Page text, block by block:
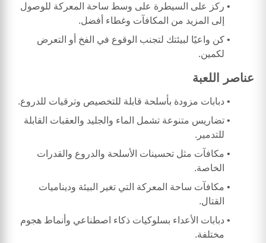
ركز على السيطرة على وسط ساحة المعركة للوصول
إلى المزيد من المكافآت وغطاء أفضل.
كن واعيًا لبيئتك لتجنب الوقوع في الفخ أو التعرض
لكمين.
عناصر اللعبة
دبابات مزودة بأسلحة قابلة للتخصيص وترقيات للدروع.
تضاريس متنوعة تشمل الماء والجليد والعقبات القابلة
للتدمير.
مكافآت مثل تحسينات الأسلحة والدروع والقدرات
الخاصة.
مكافآت ساحة المعركة التي تغير البيئة وديناميات
القتال.
دبابات الأعداء بسلوكيات ذكاء اصطناعي وأنماط هجوم
مختلفة.